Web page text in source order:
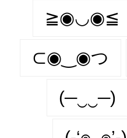
≧◉◡◉≦
⊂◉‿◉つ
(─‿‿─)